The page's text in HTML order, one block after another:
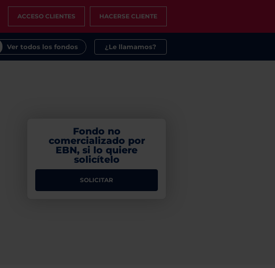
ACCESO CLIENTES HACERSE CLIENTE
Ver todos los fondos ¿Le llamamos?
Fondo no
comercializado por
EBN, si lo quiere
solicítelo
SOLICITAR